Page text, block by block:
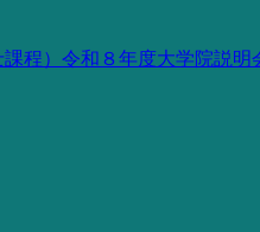
程）令和８年度大学院説明